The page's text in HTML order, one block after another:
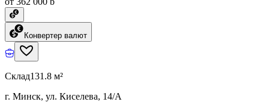
Конвертер валют
Склад131.8 м²
г. Минск, ул. Киселева, 14/А